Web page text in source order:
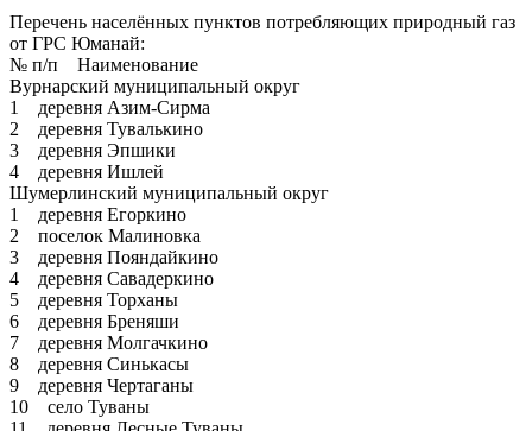
Перечень населённых пунктов потребляющих природный газ
от ГРС Юманай:
№ п/п Наименование
Вурнарский муниципальный округ
1 деревня Азим-Сирма
2 деревня Тувалькино
3 деревня Эпшики
4 деревня Ишлей
Шумерлинский муниципальный округ
1 деревня Егоркино
2 поселок Малиновка
3 деревня Пояндайкино
4 деревня Савадеркино
5 деревня Торханы
6 деревня Бреняши
7 деревня Молгачкино
8 деревня Синькасы
9 деревня Чертаганы
10 село Туваны